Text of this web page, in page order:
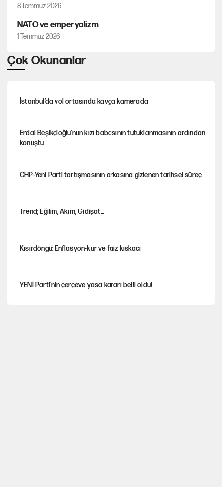
Çok Okunanlar
İstanbul’da yol ortasında kavga kamerada
Erdal Beşikçioğlu'nun kızı babasının tutuklanmasının ardından
konuştu
CHP-Yeni Parti tartışmasının arkasına gizlenen tarihsel süreç
Trend; Eğilim, Akım, Gidişat…
Kısırdöngü: Enflasyon-kur ve faiz kıskacı
YENİ Parti'nin çerçeve yasa kararı belli oldu!
8 Temmuz 2026
NATO ve emperyalizm
1 Temmuz 2026